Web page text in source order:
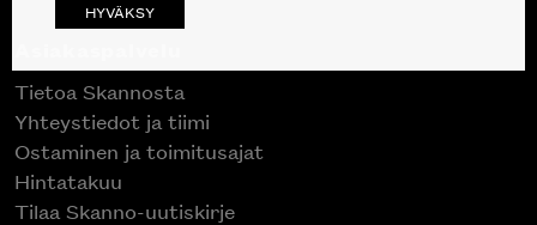
Tietoa Skannosta
Yhteystiedot ja tiimi
Ostaminen ja toimitusajat
Hintatakuu
Tilaa Skanno-uutiskirje
HYVÄKSY